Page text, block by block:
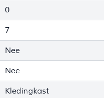
0
7
Nee
Nee
Kledingkast